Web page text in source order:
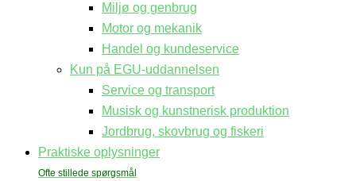
Miljø og genbrug
Motor og mekanik
Handel og kundeservice
Kun på EGU-uddannelsen
Service og transport
Musisk og kunstnerisk produktion
Jordbrug, skovbrug og fiskeri
Praktiske oplysninger